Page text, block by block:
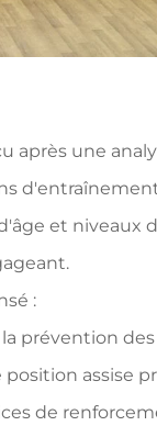
après une
et niveaux
:
prévention
position assise
de